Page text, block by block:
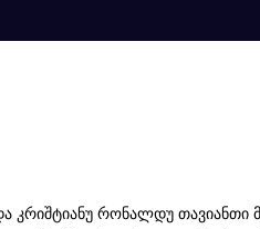
კრიშტიანუ რონალდუ თავიანთი